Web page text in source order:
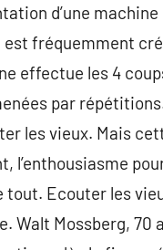
d’une
est fréquemment
effectue les 4
par
les vieux. Mais
l’enthousiasme
tout. Ecouter les
Walt Mossberg,